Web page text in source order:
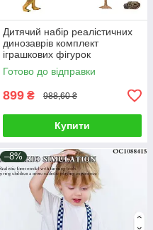
Дитячий набір реалістичних
динозаврів комплект
іграшкових фігурок
доісторичних тварин камінь
дерево 3 види
Готово до відправки
899 ₴ 988,60 ₴
Купити
–8%